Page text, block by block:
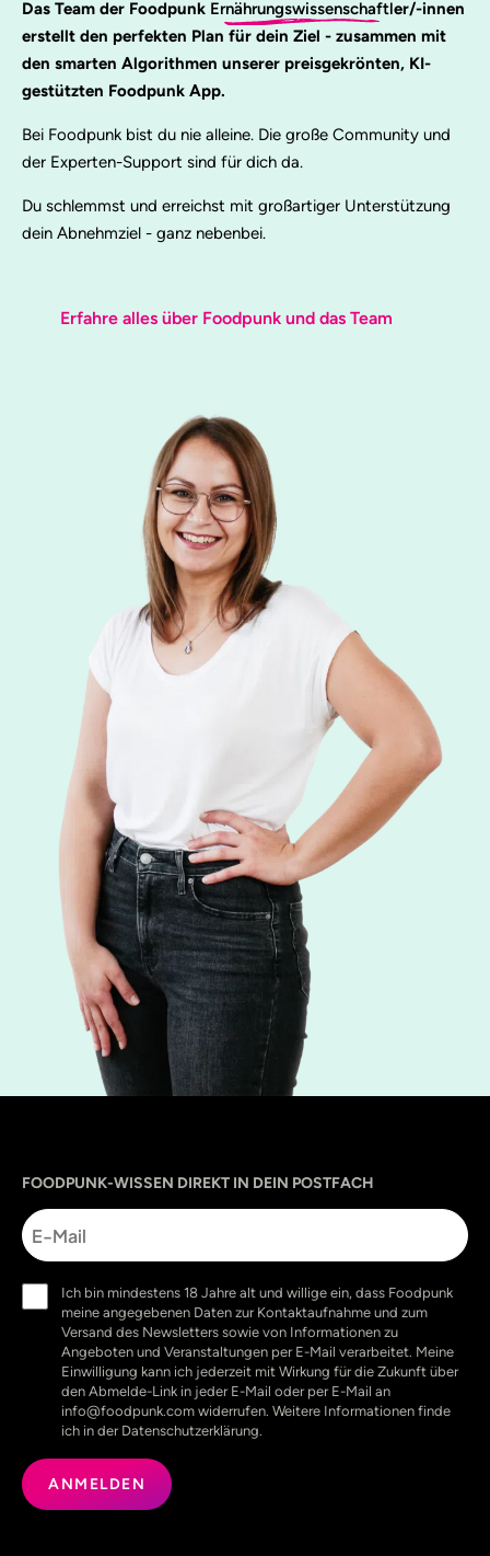
Das Team der Foodpunk Ernährungswissenschaftler/-innen
erstellt den perfekten Plan für dein Ziel - zusammen mit
den smarten Algorithmen unserer preisgekrönten, KI-
gestützten Foodpunk App.
Bei Foodpunk bist du nie alleine. Die große Community und
der Experten-Support sind für dich da.
Du schlemmst und erreichst mit großartiger Unterstützung
dein Abnehmziel - ganz nebenbei.
Erfahre alles über Foodpunk und das Team
FOODPUNK-WISSEN DIREKT IN DEIN POSTFACH
E-
Mail
(erforderlich)
Ich bin mindestens 18 Jahre alt und willige ein, dass Foodpunk
meine angegebenen Daten zur Kontaktaufnahme und zum
Versand des Newsletters sowie von Informationen zu
Angeboten und Veranstaltungen per E-Mail verarbeitet. Meine
Einwilligung kann ich jederzeit mit Wirkung für die Zukunft über
den Abmelde-Link in jeder E-Mail oder per E-Mail an
info@foodpunk.com widerrufen. Weitere Informationen finde
ich in der Datenschutzerklärung.